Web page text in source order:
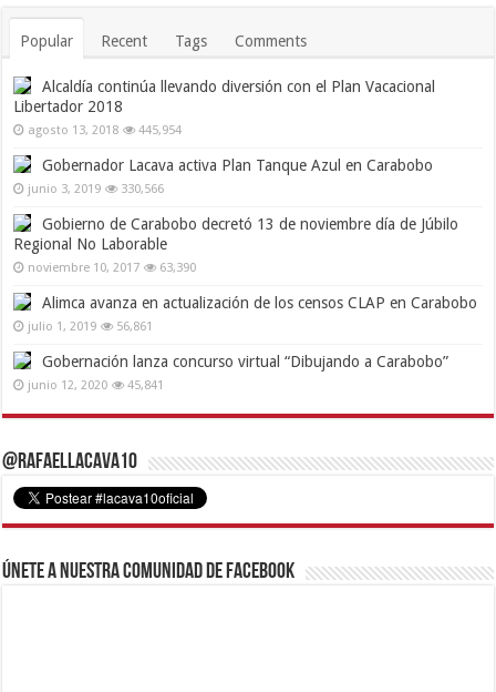
Popular Recent Tags Comments
Alcaldía continúa llevando diversión con el Plan Vacacional
Libertador 2018
agosto 13, 2018 445,954
Gobernador Lacava activa Plan Tanque Azul en Carabobo
junio 3, 2019 330,566
Gobierno de Carabobo decretó 13 de noviembre día de Júbilo
Regional No Laborable
noviembre 10, 2017 63,390
Alimca avanza en actualización de los censos CLAP en Carabobo
julio 1, 2019 56,861
Gobernación lanza concurso virtual “Dibujando a Carabobo”
junio 12, 2020 45,841
@RafaelLacava10
Únete a nuestra comunidad de Facebook